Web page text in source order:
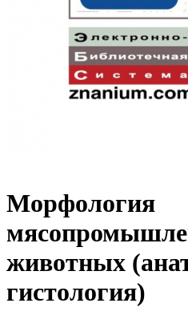
Морфология
животных
гистология)